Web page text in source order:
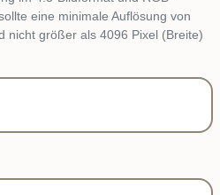
eine minimale Auflösung von
nicht größer als 4096 Pixel (Breite)